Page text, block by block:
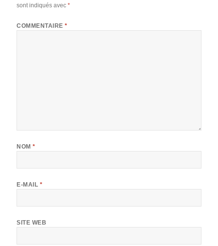
sont indiqués avec*
COMMENTAIRE*
NOM*
E-MAIL *
SITE WEB